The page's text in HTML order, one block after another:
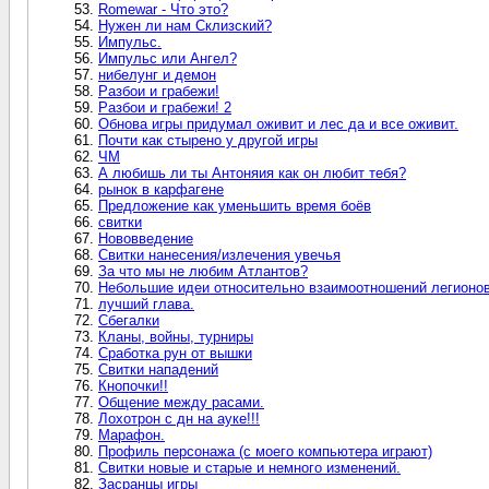
Romewar - Что это?
Нужен ли нам Склизский?
Импульс.
Импульс или Ангел?
нибелунг и демон
Разбои и грабежи!
Разбои и грабежи! 2
Обнова игры придумал оживит и лес да и все оживит.
Почти как стырено у другой игры
ЧМ
А любишь ли ты Антоняия как он любит тебя?
рынок в карфагене
Предложение как уменьшить время боёв
свитки
Нововведение
Свитки нанесения/излечения увечья
За что мы не любим Атлантов?
Небольшие идеи относительно взаимоотношений
лучший глава.
Сбегалки
Кланы, войны, турниры
Сработка рун от вышки
Свитки нападений
Кнопочки!!
Общение между расами.
Лохотрон с дн на ауке!!!
Марафон.
Профиль персонажа (с моего компьютера играют)
Свитки новые и старые и немного изменений.
Засранцы игры